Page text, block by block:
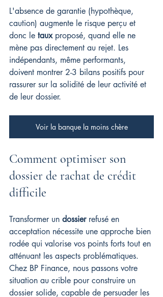
L'absence de garantie (hypothèque,
caution) augmente le risque perçu et
donc le taux proposé, quand elle ne
mène pas directement au rejet. Les
indépendants, même performants,
doivent montrer 2-3 bilans positifs pour
rassurer sur la solidité de leur activité et
de leur dossier.
Voir la banque la moins chère
Comment optimiser son
dossier de rachat de crédit
difficile
Transformer un dossier refusé en
acceptation nécessite une approche bien
rodée qui valorise vos points forts tout en
atténuant les aspects problématiques.
Chez BP Finance, nous passons votre
situation au crible pour construire un
dossier solide, capable de persuader les